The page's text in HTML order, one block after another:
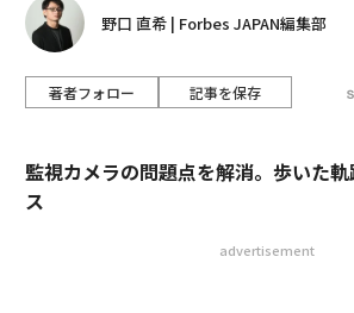
野口 直希 | Forbes JAPAN編集部
著者フォロー 記事を保存
監視カメラの問題点を解消。歩いた
ス
advertisement